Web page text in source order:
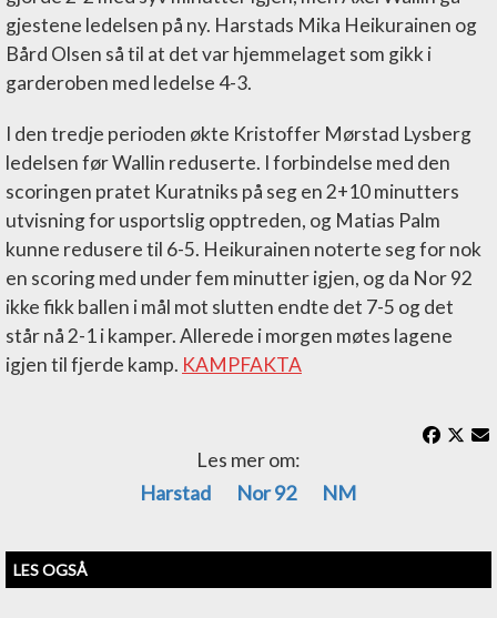
gjestene ledelsen på ny. Harstads Mika Heikurainen og
Bård Olsen så til at det var hjemmelaget som gikk i
garderoben med ledelse 4-3.
I den tredje perioden økte Kristoffer Mørstad Lysberg
ledelsen før Wallin reduserte. I forbindelse med den
scoringen pratet Kuratniks på seg en 2+10 minutters
utvisning for usportslig opptreden, og Matias Palm
kunne redusere til 6-5. Heikurainen noterte seg for nok
en scoring med under fem minutter igjen, og da Nor 92
ikke fikk ballen i mål mot slutten endte det 7-5 og det
står nå 2-1 i kamper. Allerede i morgen møtes lagene
igjen til fjerde kamp. KAMPFAKTA
Les mer om:
Harstad
Nor 92 NM
LES OGSÅ